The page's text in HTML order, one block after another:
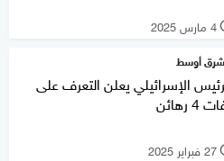
4 مارس 2025
شرق أوسط
الإسرائيلي يعلن التعرف على
4 رهائن
27 فبراير 2025